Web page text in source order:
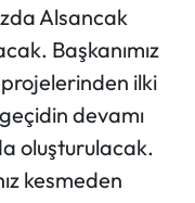
Alsancak
Başkanımız
projelerinden ilki
devamı
oluşturulacak.
kesmeden